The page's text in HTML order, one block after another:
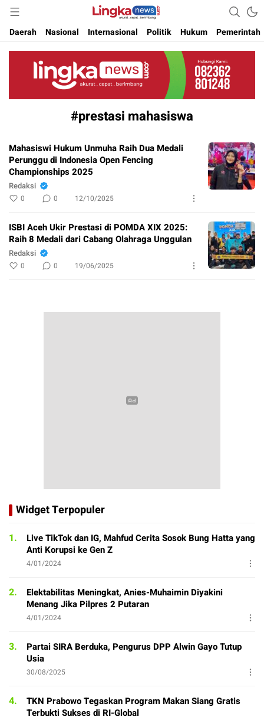
Lingkanews
Akurat. Cepat & Berimbang
Daerah
Nasional Internasional Politik Hukum Pemerintah
#prestasi mahasiswa
Mahasiswi Hukum Unmuha Raih Dua Medali
Perunggu di Indonesia Open Fencing
Championships 2025
Redaksi
0 0 12/10/2025
ISBI Aceh Ukir Prestasi di POMDA XIX 2025:
Raih 8 Medali dari Cabang Olahraga Unggulan
Redaksi
0 0 19/06/2025
Widget Terpopuler
1.
Live TikTok dan IG, Mahfud Cerita Sosok Bung Hatta yang
Anti Korupsi ke Gen Z
4/01/2024
2.
Elektabilitas Meningkat, Anies-Muhaimin Diyakini
Menang Jika Pilpres 2 Putaran
4/01/2024
3.
Partai SIRA Berduka, Pengurus DPP Alwin Gayo Tutup
Usia
30/08/2025
4.
TKN Prabowo Tegaskan Program Makan Siang Gratis
Terbukti Sukses di RI-Global